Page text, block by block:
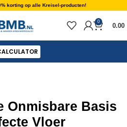
korting op alle Kreisel-producten!
0
0.00
Onmisbare Basis
Vloer